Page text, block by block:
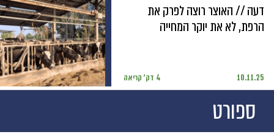
10.11.25 4 דק' קריאה
דעה // האוצר רוצה לפרק את
הרפת, לא את יוקר המחייה
ספורט